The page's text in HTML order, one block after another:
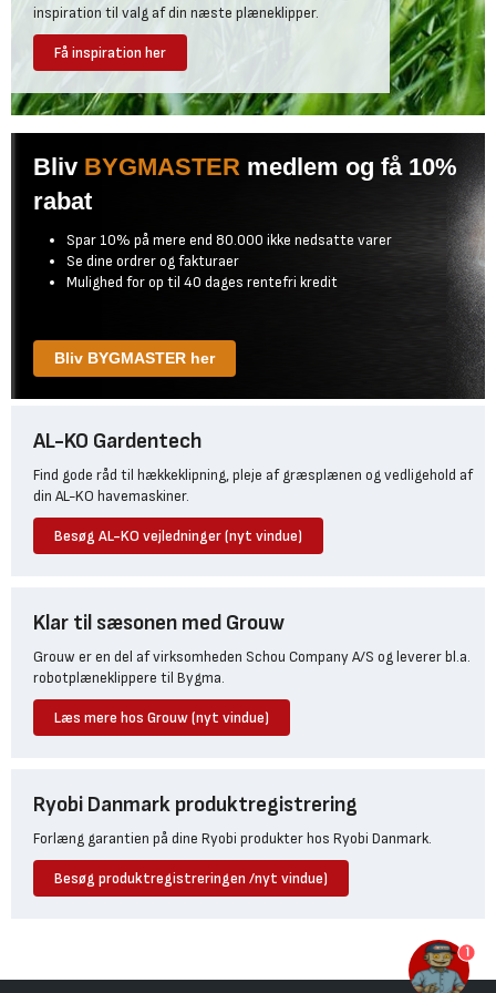
inspiration til valg af din næste plæneklipper.
Få inspiration her
Bliv BYGMASTER medlem og få 10%
rabat
Spar 10% på mere end 80.000 ikke nedsatte varer
Se dine ordrer og fakturaer
Mulighed for op til 40 dages rentefri kredit
Bliv BYGMASTER her
AL-KO Gardentech
Find gode råd til hækkeklipning, pleje af græsplænen og vedligehold af
din AL-KO havemaskiner.
Besøg AL-KO vejledninger (nyt vindue)
Klar til sæsonen med Grouw
Grouw er en del af virksomheden Schou Company A/S og leverer bl.a.
robotplæneklippere til Bygma.
Læs mere hos Grouw (nyt vindue)
Ryobi Danmark produktregistrering
Forlæng garantien på dine Ryobi produkter hos Ryobi Danmark.
Besøg produktregistreringen /nyt vindue)
1